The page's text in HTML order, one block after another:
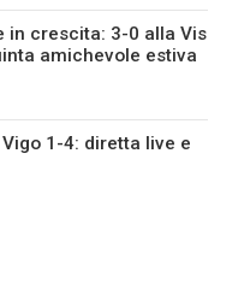
in crescita: 3-0 alla Vis
amichevole estiva
1-4: diretta live e